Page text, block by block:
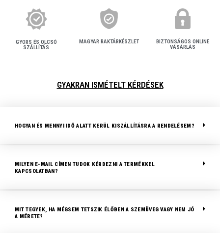
GYORS ÉS OLCSÓ
SZÁLLÍTÁS
MAGYAR RAKTÁRKÉSZLET
BIZTONSÁGOS ONLINE
VÁSÁRLÁS
GYAKRAN ISMÉTELT KÉRDÉSEK
HOGYAN ÉS MENNYI IDŐ ALATT KERÜL KISZÁLLÍTÁSRA A RENDELÉSEM?
MILYEN E-MAIL CÍMEN TUDOK KÉRDEZNI A TERMÉKKEL
KAPCSOLATBAN?
MIT TEGYEK, HA MÉGSEM TETSZIK ÉLŐBEN A SZEMÜVEG VAGY NEM JÓ
A MÉRETE?